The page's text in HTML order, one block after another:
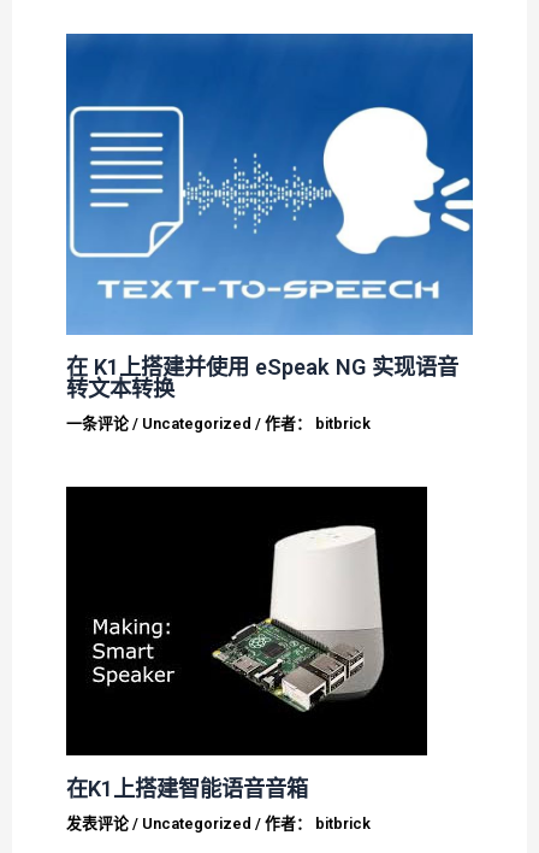
在 K1上搭建并使用 eSpeak NG 实现语音
转文本转换
一条评论 / Uncategorized / 作者： bitbrick
在K1上搭建智能语音音箱
发表评论 / Uncategorized / 作者： bitbrick